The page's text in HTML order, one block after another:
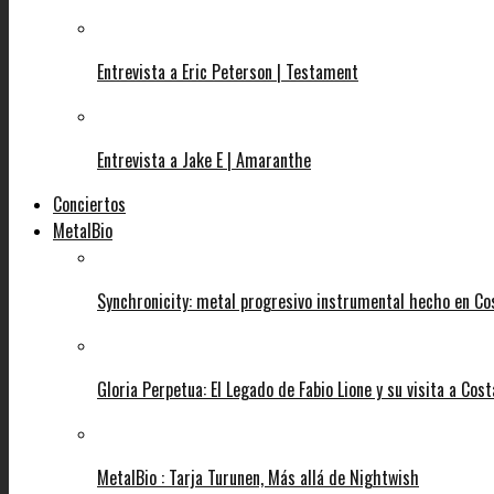
Entrevista a Eric Peterson | Testament
Entrevista a Jake E | Amaranthe
Conciertos
MetalBio
Synchronicity: metal progresivo instrumental hecho en
Gloria Perpetua: El Legado de Fabio Lione y su visita a
MetalBio : Tarja Turunen, Más allá de Nightwish